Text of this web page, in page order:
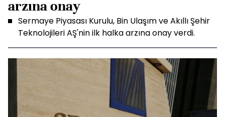
arzına onay
Sermaye Piyasası Kurulu, Bin Ulaşım ve Akıllı Şehir
Teknolojileri AŞ'nin ilk halka arzına onay verdi.